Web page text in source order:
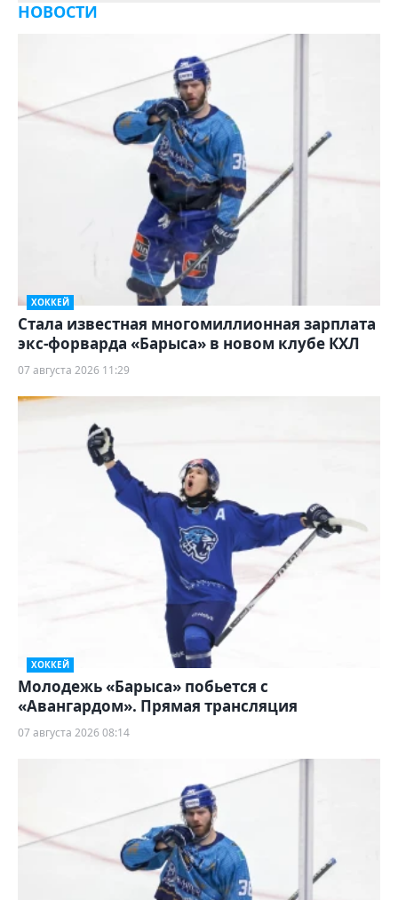
НОВОСТИ
ХОККЕЙ
Стала известная многомиллионная зарплата
экс-форварда «Барыса» в новом клубе КХЛ
07 августа 2026 11:29
ХОККЕЙ
Молодежь «Барыса» побьется с
«Авангардом». Прямая трансляция
07 августа 2026 08:14